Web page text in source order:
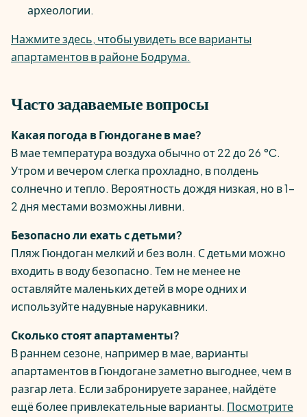
археологии.
Нажмите здесь, чтобы увидеть все варианты
апартаментов в районе Бодрума.
Часто задаваемые вопросы
Какая погода в Гюндогане в мае?
В мае температура воздуха обычно от 22 до 26 °C.
Утром и вечером слегка прохладно, в полдень
солнечно и тепло. Вероятность дождя низкая, но в 1–
2 дня местами возможны ливни.
Безопасно ли ехать с детьми?
Пляж Гюндоган мелкий и без волн. С детьми можно
входить в воду безопасно. Тем не менее не
оставляйте маленьких детей в море одних и
используйте надувные нарукавники.
Сколько стоят апартаменты?
В раннем сезоне, например в мае, варианты
апартаментов в Гюндогане заметно выгоднее, чем в
разгар лета. Если забронируете заранее, найдёте
ещё более привлекательные варианты. Посмотрите